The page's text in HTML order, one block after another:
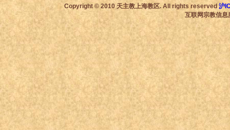
Copyright © 2010 天主教上海教区. All rights reserved沪
互联网宗教信息服